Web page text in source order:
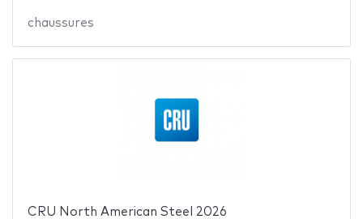
chaussures
CRU North American Steel 2026